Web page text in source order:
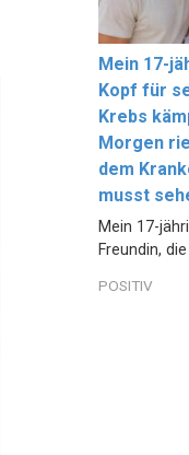
Mein 17-
Kopf für
Krebs
Morgen
dem
musst
Mein 17-
Freundin,
POSITIV